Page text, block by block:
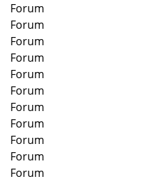
Forum
Forum
Forum
Forum
Forum
Forum
Forum
Forum
Forum
Forum
Forum